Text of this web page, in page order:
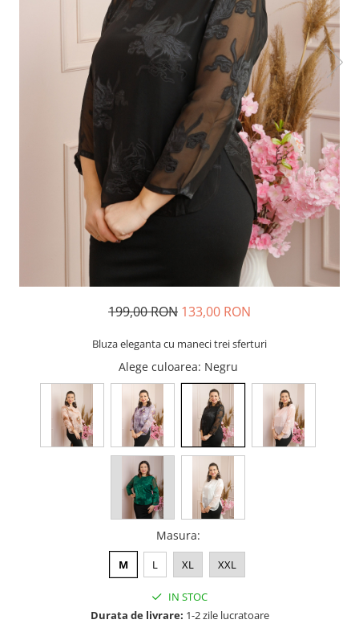
199,00 RON 133,00 RON
Bluza eleganta cu maneci trei sferturi
Alege culoarea: Negru
Masura:
M L XL XXL
IN STOC
Durata de livrare: 1-2 zile lucratoare